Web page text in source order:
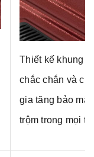
Thiết kế khung
chắc chắn và
gia tăng bảo
trộm trong mọi